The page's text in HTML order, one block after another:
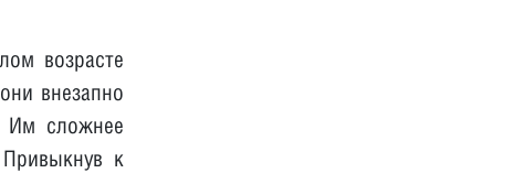
возрасте
внезапно
Им сложнее
к